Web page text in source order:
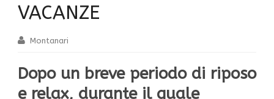
VACANZE
Montanari
Dopo un breve periodo di riposo
e relax, durante il quale